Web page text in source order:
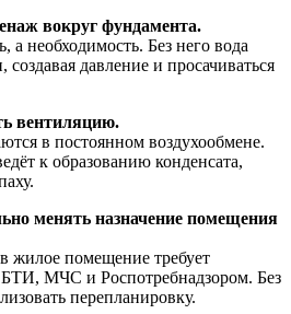
вокруг фундамента.
необходимость. Без него вода
создавая давление и просачиваться
вентиляцию.
в постоянном воздухообмене.
к образованию конденсата,
менять назначение помещения
жилое помещение требует
БТИ, МЧС и Роспотребнадзором. Без
перепланировку.